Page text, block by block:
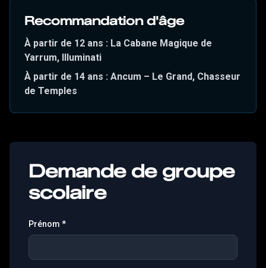
Recommandation d'âge
À partir de 12 ans : La Cabane Magique de
Yarrum, Illuminati
À partir de 14 ans : Ancum – Le Grand, Chasseur
de Temples
Demande de groupe
scolaire
Prénom *